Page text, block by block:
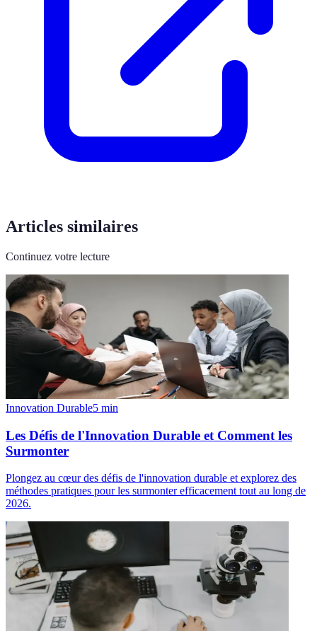
Articles similaires
Continuez votre lecture
Innovation Durable5 min
Les Défis de l'Innovation Durable et Comment les
Surmonter
Plongez au cœur des défis de l'innovation durable et explorez des
méthodes pratiques pour les surmonter efficacement tout au long de
2026.